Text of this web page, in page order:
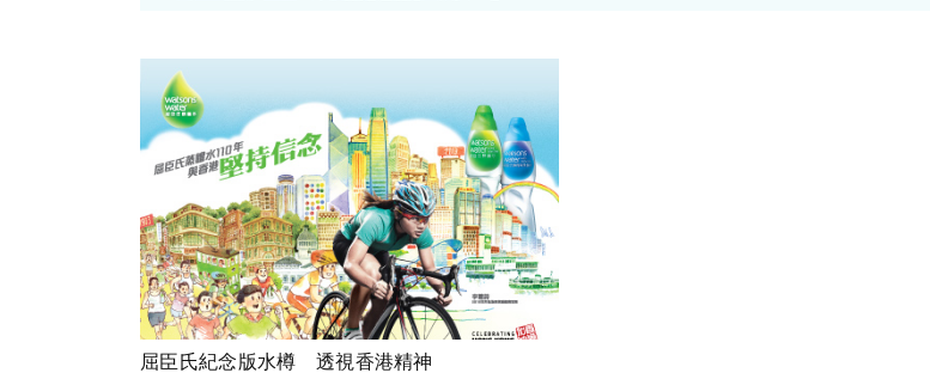
屈臣氏紀念版水樽 透視香港精神